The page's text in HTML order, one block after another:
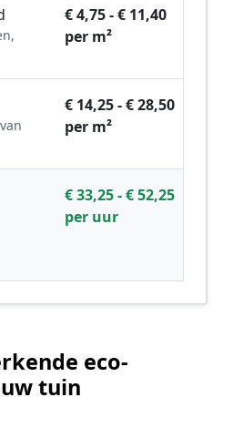
€ 4,75 - € 11,40
per m²
€ 14,25 - € 28,50
per m²
€ 33,25 - € 52,25
per uur
eco-
tuin